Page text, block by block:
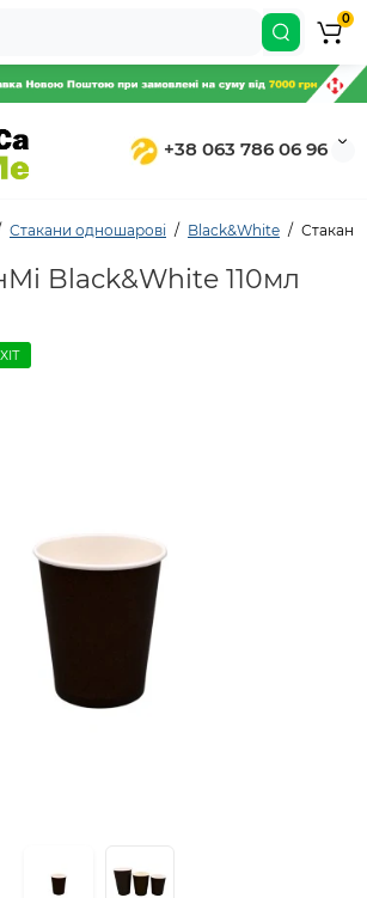
+38 063 786 06 96
0
Стакани одношарові Black&White Стакан
Black&White 110мл
ХІТ